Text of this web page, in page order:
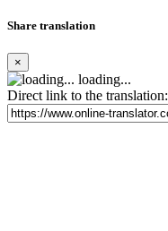
Share translation
×
loading...
Direct link to the translation: